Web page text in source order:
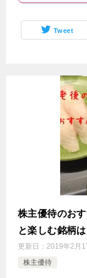
Tweet
株主優待のお
と楽しむ銘柄は
更新日： 2019年2月
株主優待